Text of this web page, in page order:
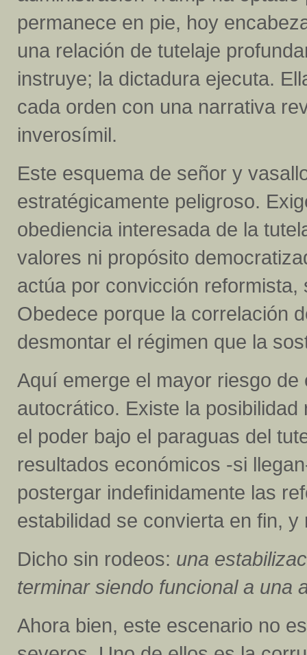
permanece en pie, hoy
una relación de tutelaje
instruye; la dictadura ejecuta.
cada orden con una narrativa
inverosímil.
Este esquema de señor y
estratégicamente peligroso.
obediencia interesada de la
valores ni propósito
actúa por convicción
Obedece porque la correlación
desmontar el régimen que la
Aquí emerge el mayor riesgo
autocrático. Existe la
el poder bajo el paraguas del
resultados económicos -si
postergar indefinidamente las
estabilidad se convierta en fin, y
Dicho sin rodeos: una
terminar siendo funcional a una
Ahora bien, este escenario no